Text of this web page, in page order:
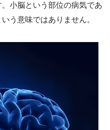
小脳という部位の病気であ
う意味ではありません。